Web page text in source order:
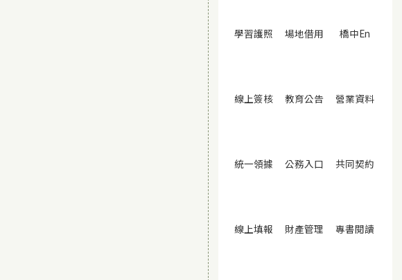
學習護照 (另開視窗)
場地借用 (另開視窗)
橋中En
線上簽核(另開視窗)
教育公告(另開視窗)
營業資料(另開
統一領據 (另開視窗)
公務入口 (另開視窗)
共同契約
線上填報 (另開視窗)
財產管理 (另開視窗)
專書閱讀